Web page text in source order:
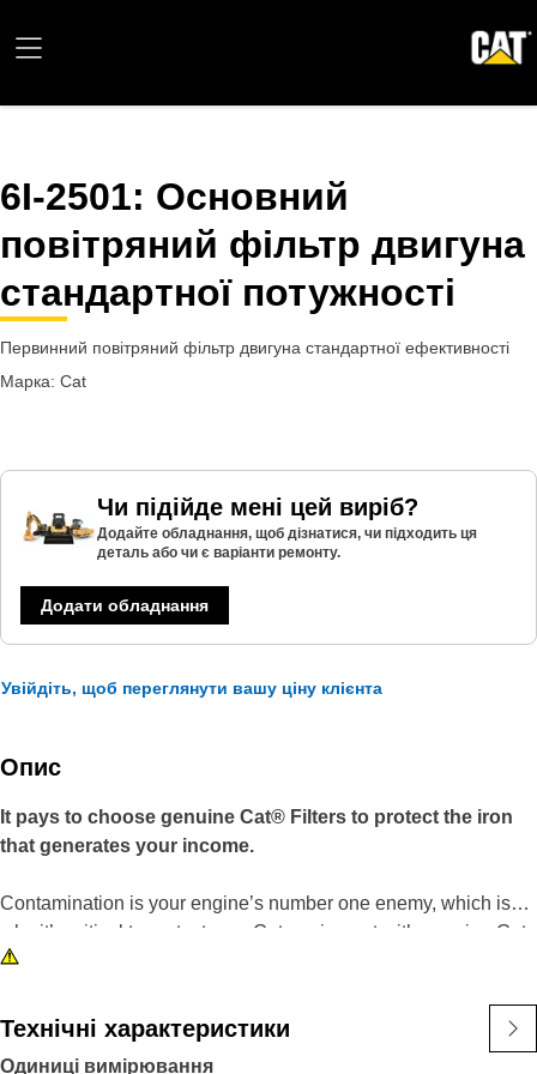
6I-2501: Основний
повітряний фільтр двигуна
стандартної потужності
Первинний повітряний фільтр двигуна стандартної ефективності
Марка: Cat
Чи підійде мені цей виріб?
Додайте обладнання, щоб дізнатися, чи підходить ця
деталь або чи є варіанти ремонту.
Додати обладнання
Увійдіть, щоб переглянути вашу ціну клієнта
Опис
It pays to choose genuine Cat® Filters to protect the iron
that generates your income.
Contamination is your engine’s number one enemy, which is
why it’s critical to protect your Cat equipment with genuine Cat
Filter Elements. Cat Standard Efficiency Primary Engine Air
delivering increased engine protection and preventing
equipment downtime.
Технічні характеристики
Одиниці вимірювання